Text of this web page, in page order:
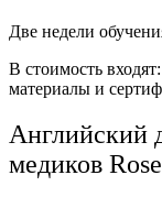
Две недели
В стоимость
материалы и
Английский
медиков